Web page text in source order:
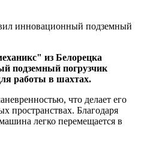
из Белорецка
подземный погрузчик
работы в шахтах.
что делает его
пространствах. Благодаря
легко перемещается в